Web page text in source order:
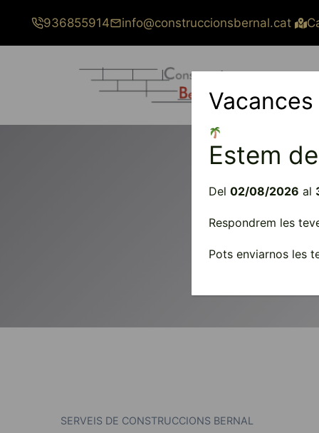
contingut
936855914 info@construccionsbernal.cat
SERVEIS DE CONSTRUCCIONS BERNAL
Vacances
Estem
Del 02/08/2026 al
Respondrem les
Pots enviarnos les